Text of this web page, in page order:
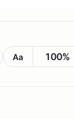
Aa 100%